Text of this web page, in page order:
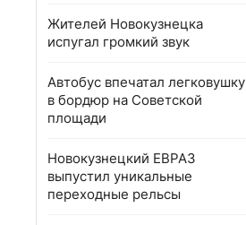
Жителей Новокузнецка
испугал громкий звук
Автобус впечатал легковушку
в бордюр на Советской
площади
Новокузнецкий ЕВРАЗ
выпустил уникальные
переходные рельсы